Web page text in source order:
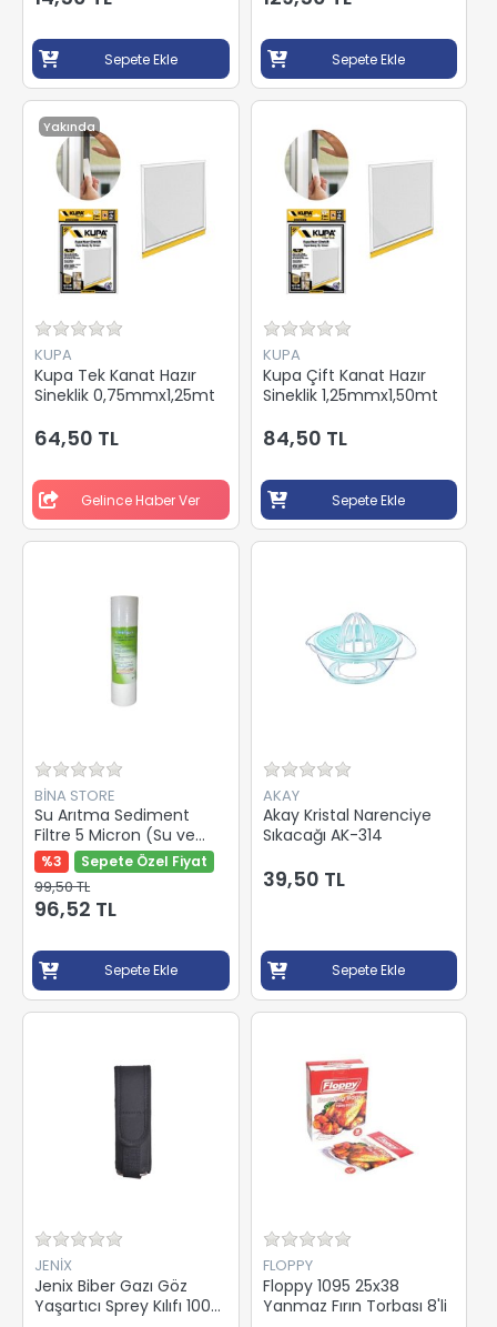
Sepete Ekle Sepete Ekle
Yakında
KUPA
Kupa Tek Kanat Hazır
Sineklik 0,75mmx1,25mt
64,50 TL
Gelince Haber Ver
KUPA
Kupa Çift Kanat Hazır
Sineklik 1,25mmx1,50mt
84,50 TL
Sepete Ekle
BİNA STORE
Su Arıtma Sediment
Filtre 5 Micron (Su ve
Tortu Tutucu)
%3 Sepete Özel Fiyat
99,50 TL
96,52 TL
Sepete Ekle
AKAY
Akay Kristal Narenciye
Sıkacağı AK-314
39,50 TL
Sepete Ekle
JENİX
Jenix Biber Gazı Göz
Yaşartıcı Sprey Kılıfı 100
FLOPPY
Floppy 1095 25x38
Yanmaz Fırın Torbası 8'li